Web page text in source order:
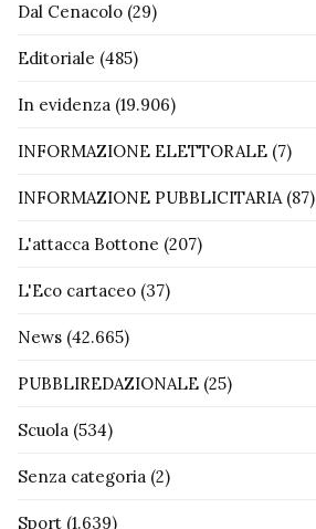
Dal Cenacolo (29)
Editoriale (485)
In evidenza (19.906)
INFORMAZIONE ELETTORALE (7)
INFORMAZIONE PUBBLICITARIA(87)
L'attacca Bottone (207)
L'Eco cartaceo (37)
News (42.665)
PUBBLIREDAZIONALE (25)
Scuola (534)
Senza categoria (2)
Sport (1.639)